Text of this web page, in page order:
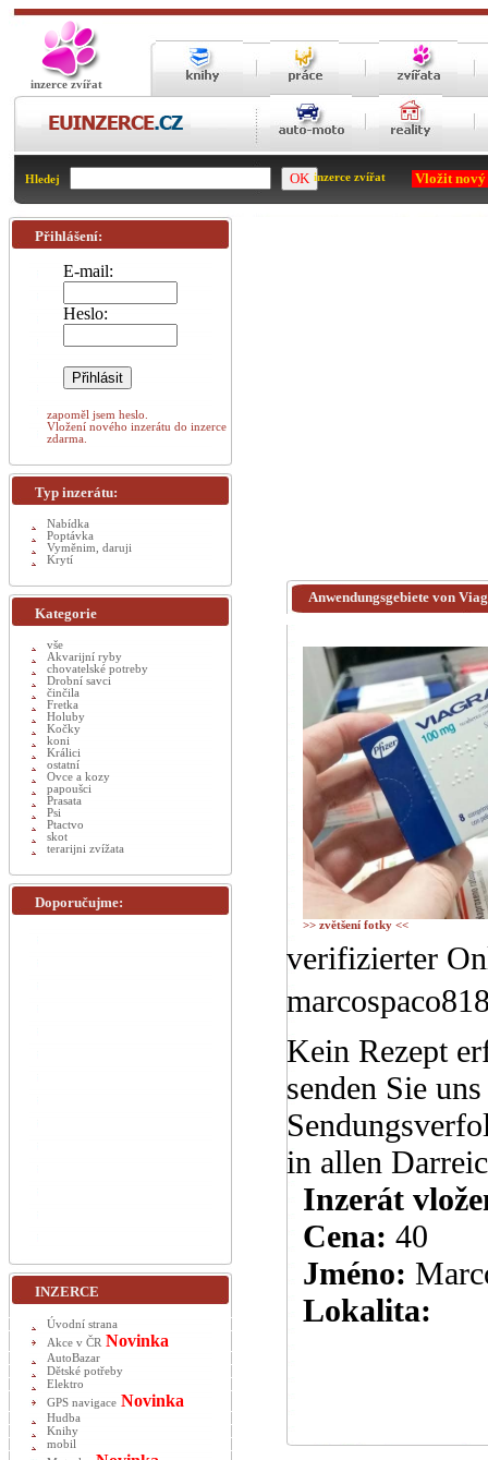
inzerce zvířat
Hledej inzerce zvířat Vložit
Anwendungsgebiete von
>> zvětšení fotky <<
verifizierter
Kein Rezept
senden Sie
in allen
Inzerát
Cena: 40
Jméno:
Lokalita:
Přihlášení:
E-mail:
Heslo:
zapoměl jsem heslo.
Vložení nového inzerátu do inzerce
zdarma.
Typ inzerátu:
Nabídka
Poptávka
Vyměnim, daruji
Krytí
Kategorie
vše
Akvarijní ryby
chovatelské potreby
Drobní savci
činčila
Fretka
Holuby
Kočky
koni
Králici
ostatní
Ovce a kozy
papoušci
Prasata
Psi
Ptactvo
skot
terarijni zvížata
Doporučujme:
INZERCE
Úvodní strana
Akce v ČR Novinka
AutoBazar
Dětské potřeby
Elektro
GPS navigace Novinka
Hudba
Knihy
mobil